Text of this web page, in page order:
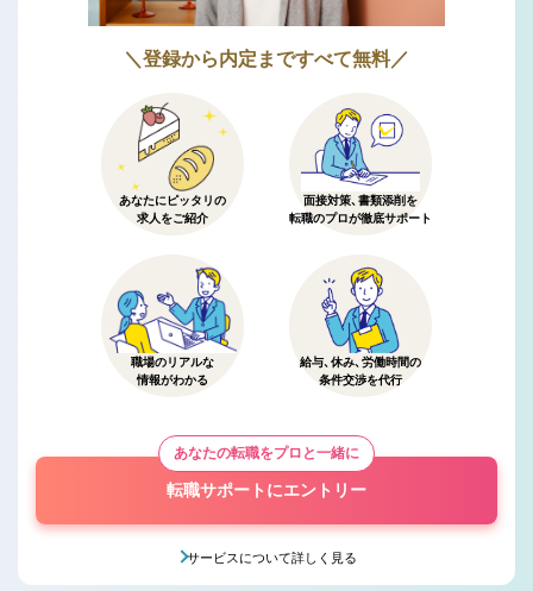
＼登録から内定まですべて無料／
あなたにピッタリの
求人をご紹介
面接対策、書類添削を
転職のプロが徹底サポート
職場のリアルな
情報がわかる
給与、休み、労働時間の
条件交渉を代行
あなたの転職をプロと一緒に
転職サポートにエントリー
サービスについて詳しく見る